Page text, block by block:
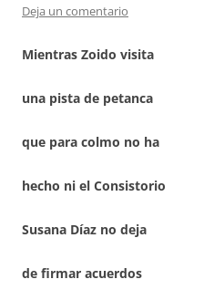
Deja un comentario
Mientras Zoido visita
una pista de petanca
que para colmo no ha
hecho ni el Consistorio
Susana Díaz no deja
de firmar acuerdos